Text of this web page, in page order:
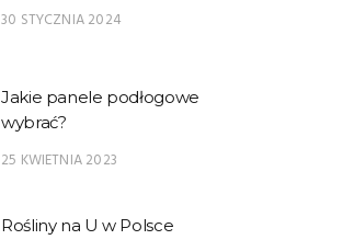
30 STYCZNIA 2024
Jakie panele podłogowe
wybrać?
25 KWIETNIA 2023
Rośliny na U w Polsce